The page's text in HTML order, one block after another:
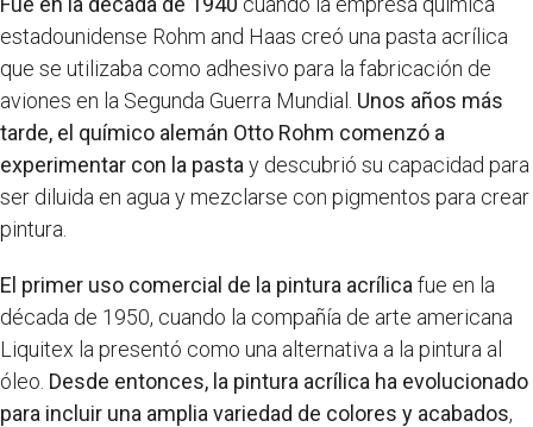
estadounidense Rohm and Haas creó una pasta acrílica
que se utilizaba como adhesivo para la fabricación de
aviones en la Segunda Guerra Mundial. Unos años más
tarde, el químico alemán Otto Rohm comenzó a
experimentar con la pasta y descubrió su capacidad para
ser diluida en agua y mezclarse con pigmentos para crear
pintura.
El primer uso comercial de la pintura acrílica fue en la
década de 1950, cuando la compañía de arte americana
Liquitex la presentó como una alternativa a la pintura al
óleo. Desde entonces, la pintura acrílica ha evolucionado
para incluir una amplia variedad de colores y acabados,